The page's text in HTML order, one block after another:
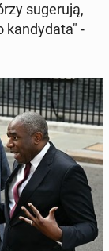
sugeru­ją,
kandy­da­ta" -